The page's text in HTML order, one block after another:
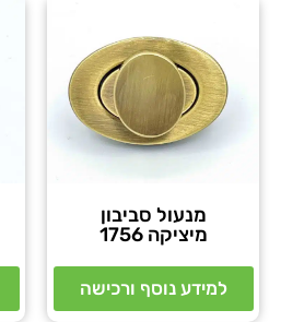
מנעול סביבון
מיציקה 1756
למידע נוסף ורכישה